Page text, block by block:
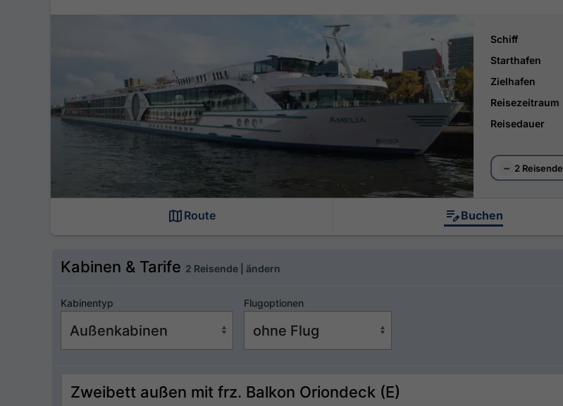
Schiff
Starthafen
Zielhafen
Reisezeitraum
Reisedauer
− 2 Reisende
Route Buchen
Kabinen & Tarife 2 Reisende | ändern
Kabinentyp Flugoptionen
Zweibett außen mit frz. Balkon Oriondeck (E)